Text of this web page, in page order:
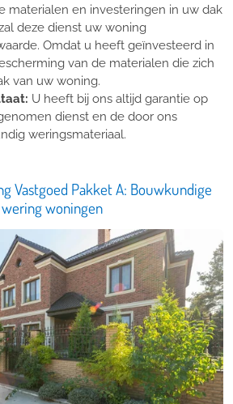
materialen en investeringen in uw dak
deze dienst uw woning
Omdat u heeft geïnvesteerd in
van de materialen die zich
van uw woning.
U heeft bij ons altijd garantie op
dienst en de door ons
weringsmateriaal.
Vastgoed Pakket A: Bouwkundige
wering woningen